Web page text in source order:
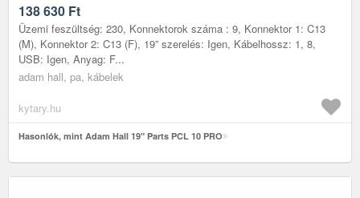
138 630 Ft
Üzemi feszültség: 230, Konnektorok száma : 9, Konnektor 1: C13
(M), Konnektor 2: C13 (F), 19” szerelés: Igen, Kábelhossz: 1, 8,
USB: Igen, Anyag: F...
adam hall, pa, kábelek
kytary.hu
Hasonlók, mint Adam Hall 19" Parts PCL 10 PRO